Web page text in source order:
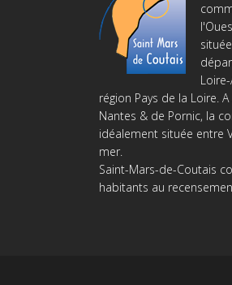
région Pays de la Loire.
Nantes & de Pornic, la
idéalement située entre
mer.
Saint-Mars-de-Coutais
habitants au